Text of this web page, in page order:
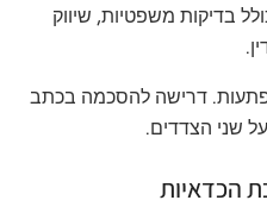
בדיקות משפטיות, שיווק
דרישה להסכמה בכתב
שני הצדדים.
הכדאיות